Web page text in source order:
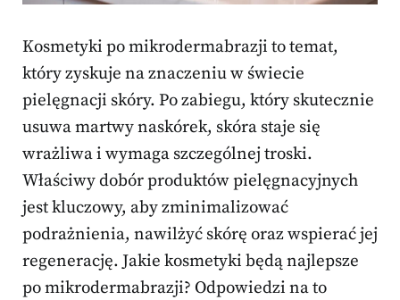
Kosmetyki po mikrodermabrazji to temat,
który zyskuje na znaczeniu w świecie
pielęgnacji skóry. Po zabiegu, który skutecznie
usuwa martwy naskórek, skóra staje się
wrażliwa i wymaga szczególnej troski.
Właściwy dobór produktów pielęgnacyjnych
jest kluczowy, aby zminimalizować
podrażnienia, nawilżyć skórę oraz wspierać jej
regenerację. Jakie kosmetyki będą najlepsze
po mikrodermabrazji? Odpowiedzi na to